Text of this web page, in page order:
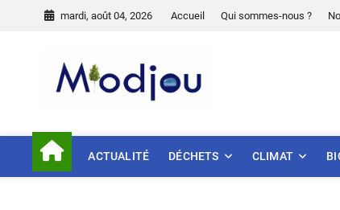
mardi, août 04, 2026 Accueil Qui sommes-nous ?
ACTUALITÉ DÉCHETS CLIMAT